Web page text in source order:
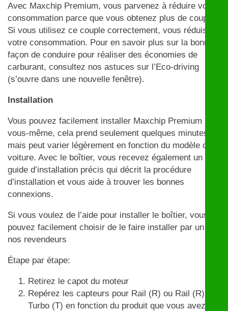
Avec Maxchip Premium, vous parvenez à réduire votre
consommation parce que vous obtenez plus de couple.
Si vous utilisez ce couple correctement, vous réduisez
votre consommation. Pour en savoir plus sur la bonne
façon de conduire pour réaliser des économies de
carburant, consultez nos astuces sur l’Eco-driving
(s’ouvre dans une nouvelle fenêtre).
Installation
Vous pouvez facilement installer Maxchip Premium par
vous-même, cela prend seulement quelques minutes
mais peut varier légèrement en fonction du modèle de
voiture. Avec le boîtier, vous recevez également un
guide d’installation précis qui décrit la procédure
d’installation et vous aide à trouver les bonnes
connexions.
Si vous voulez de l’aide pour installer le boîtier, vous
pouvez facilement choisir de le faire installer par un de
nos revendeurs
Étape par étape:
Retirez le capot du moteur
Repérez les capteurs pour Rail (R) ou Rail (R) et
Turbo (T) en fonction du produit que vous avez